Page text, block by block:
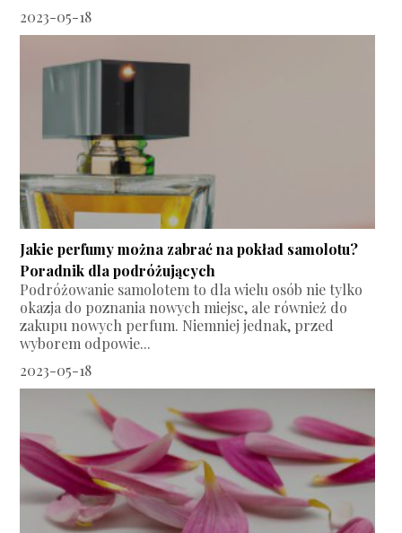
2023-05-18
Jakie perfumy można zabrać na pokład samolotu?
Poradnik dla podróżujących
Podróżowanie samolotem to dla wielu osób nie tylko
okazja do poznania nowych miejsc, ale również do
zakupu nowych perfum. Niemniej jednak, przed
wyborem odpowie...
2023-05-18